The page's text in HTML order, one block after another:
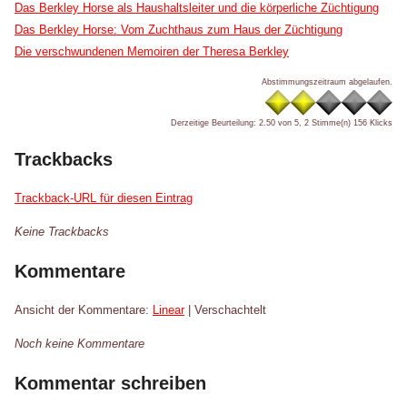
Das Berkley Horse als Haushaltsleiter und die körperliche Züchtigung
Das Berkley Horse: Vom Zuchthaus zum Haus der Züchtigung
Die verschwundenen Memoiren der Theresa Berkley
Abstimmungszeitraum abgelaufen.
Derzeitige Beurteilung: 2.50 von 5, 2 Stimme(n) 156 Klicks
Trackbacks
Trackback-URL für diesen Eintrag
Keine Trackbacks
Kommentare
Ansicht der Kommentare: Linear| Verschachtelt
Noch keine Kommentare
Kommentar schreiben